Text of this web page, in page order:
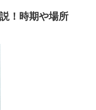
！時期や場所